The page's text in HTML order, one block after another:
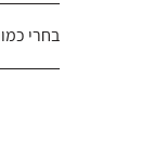
בחרי